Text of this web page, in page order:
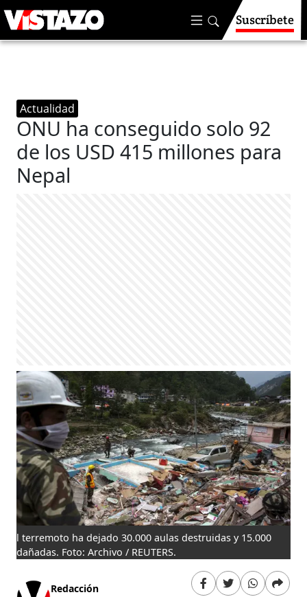
Suscríbete
Actualidad
ONU ha conseguido solo 92
de los USD 415 millones para
Nepal
l terremoto ha dejado 30.000 aulas destruidas y 15.000
dañadas. Foto: Archivo / REUTERS.
Redacción